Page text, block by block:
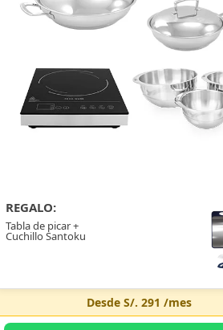
REGALO:
Tabla de picar +
Cuchillo Santoku
Desde S/. 291 /mes